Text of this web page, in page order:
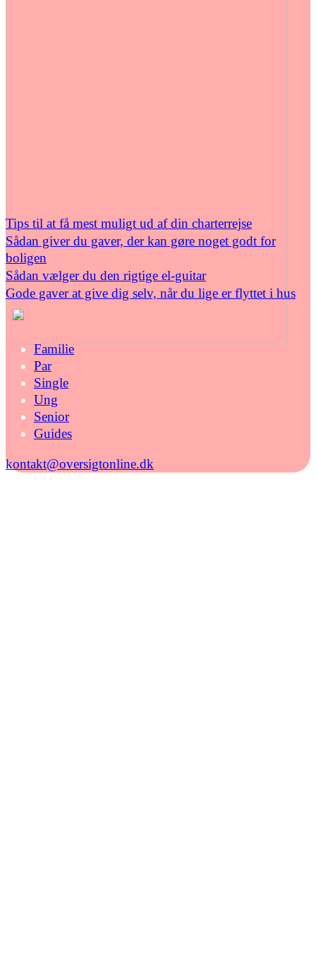
Tips til at få mest muligt ud af din charterrejse
Sådan giver du gaver, der kan gøre noget godt for
boligen
Sådan vælger du den rigtige el-guitar
Gode gaver at give dig selv, når du lige er flyttet i hus
Familie
Par
Single
Ung
Senior
Guides
kontakt@oversigtonline.dk